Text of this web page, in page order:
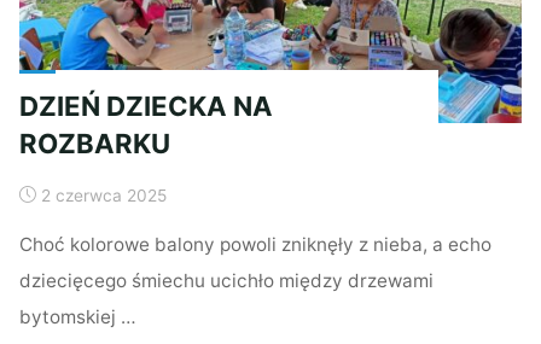
DZIEŃ DZIECKA NA
ROZBARKU
2 czerwca 2025
Choć kolorowe balony powoli zniknęły z nieba, a echo
dziecięcego śmiechu ucichło między drzewami
bytomskiej …